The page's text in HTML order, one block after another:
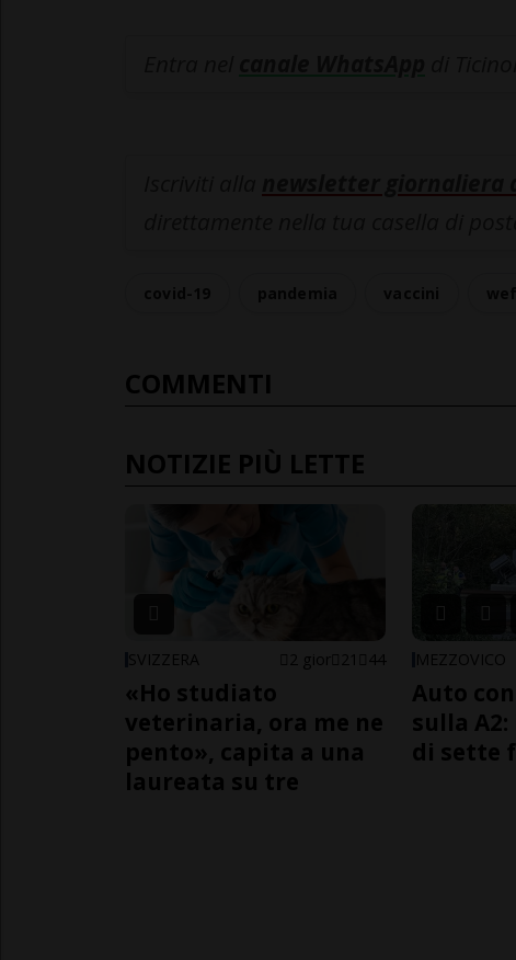
COMMENTI
NOTIZIE PIÙ LETTE
SVIZZERA 2 gior 21 44
«Ho studiato
veterinaria, ora me ne
pento», capita a una
laureata su tre
MEZZOVICO
Auto
sulla
di sette